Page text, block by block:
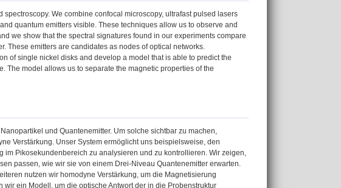
We combine confocal microscopy, ultrafast pulsed lasers
quantum emitters visible. These techniques allow us to observe and
we show that the spectral signatures found in our experiments compare
These emitters are candidates as nodes of optical networks.
of single nickel disks and develop a model that is able to predict the
The model allows us to separate the magnetic properties of the
und Quantenemitter. Um solche sichtbar zu machen,
Verstärkung. Unser System ermöglicht uns beispielsweise, den
Pikosekundenbereich zu analysieren und zu kontrollieren. Wir zeigen,
passen, wie wir sie von einem Drei-Niveau Quantenemitter erwarten.
nutzen wir homodyne Verstärkung, um die Magnetisierung
ein Modell, um die optische Antwort der in die Probenstruktur